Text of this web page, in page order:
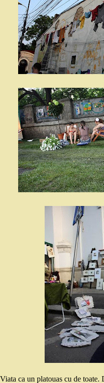
Viata ca un platouas cu de toate.